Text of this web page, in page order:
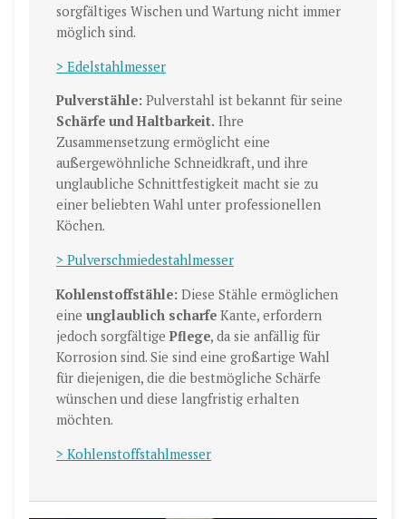
sorgfältiges Wischen und Wartung nicht immer
möglich sind.
> Edelstahlmesser
Pulverstähle: Pulverstahl ist bekannt für seine
Schärfe und Haltbarkeit. Ihre
Zusammensetzung ermöglicht eine
außergewöhnliche Schneidkraft, und ihre
unglaubliche Schnittfestigkeit macht sie zu
einer beliebten Wahl unter professionellen
Köchen.
> Pulverschmiedestahlmesser
Kohlenstoffstähle: Diese Stähle ermöglichen
eine unglaublich scharfe Kante, erfordern
jedoch sorgfältige Pflege, da sie anfällig für
Korrosion sind. Sie sind eine großartige Wahl
für diejenigen, die die bestmögliche Schärfe
wünschen und diese langfristig erhalten
möchten.
> Kohlenstoffstahlmesser